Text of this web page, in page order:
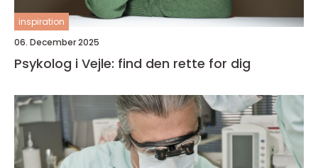
inspiration
06. December 2025
Psykolog i Vejle: find den rette for dig